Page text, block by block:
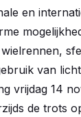
en
van
vrijdag 14
de trots